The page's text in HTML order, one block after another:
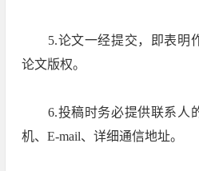
5.论文一经提交，即表明
论文版权。
6.投稿时务必提供联系人
机、E-mail、详细通信地址。